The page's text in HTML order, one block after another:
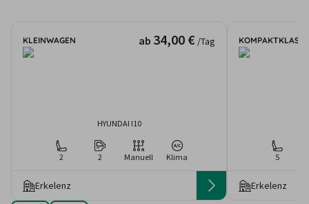
KLEINWAGEN ab 34,00 € /Tag
HYUNDAI I10
2 2 Manuell Klima
Erkelenz
KOMPAKTKLASSE
5
Erkelenz